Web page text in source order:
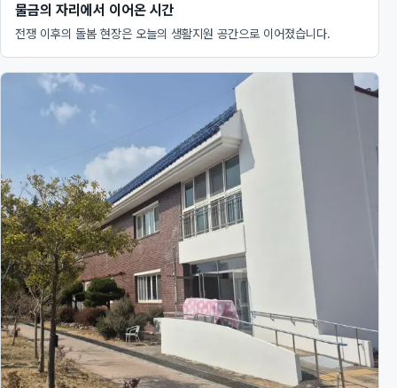
물금의 자리에서 이어온 시간
전쟁 이후의 돌봄 현장은 오늘의 생활지원 공간으로 이어졌습니다.